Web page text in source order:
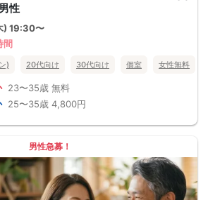
性
) 19:30〜
間
) 20代向け 30代向け 個室 女性無料
23〜35歳 無料
25〜35歳 4,800円
男性急募！